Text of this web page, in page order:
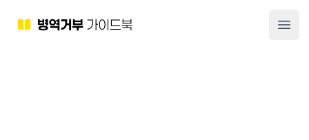
병역거부 가이드북 메뉴